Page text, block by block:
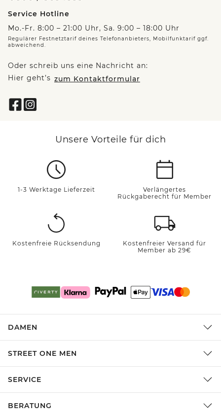
Service Hotline
Mo.-Fr. 8:00 – 21:00 Uhr, Sa. 9:00 – 18:00 Uhr
Regulärer Festnetztarif deines Telefonanbieters, Mobilfunktarif ggf.
abweichend.
Oder schreib uns eine Nachricht an:
Hier geht’s zum Kontaktformular
Unsere Vorteile für dich
1-3 Werktage Lieferzeit
Verlängertes
Rückgaberecht für Member
Kostenfreie Rücksendung
Kostenfreier Versand für
Member ab 29€
DAMEN
STREET ONE MEN
SERVICE
BERATUNG